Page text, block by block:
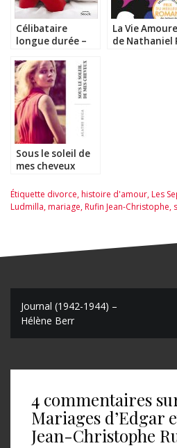
Célibataire
longue durée –
Poulain
La Vie
de Nathaniel
Sous le soleil de
mes cheveux
Ruga
Étiquette divorce,histoire d'amour,Les
Ludmilla,mariage,Rufin Jean-Christophe,
N
a
Journal (1942-1944) –
Hélène Berr
4 commentaires
Mariages d’Edgar
Jean-Christophe